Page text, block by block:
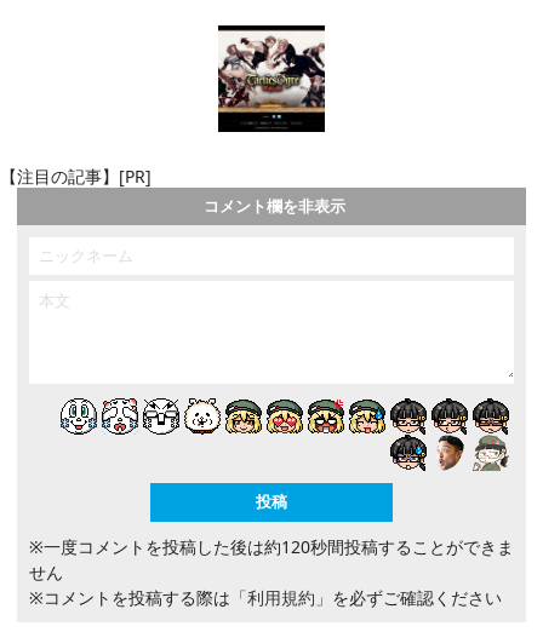
【注目の記事】[PR]
コメント欄を非表示
※一度コメントを投稿した後は約120秒間投稿することができま
せん
※コメントを投稿する際は 「利用規約」 を必ずご確認ください